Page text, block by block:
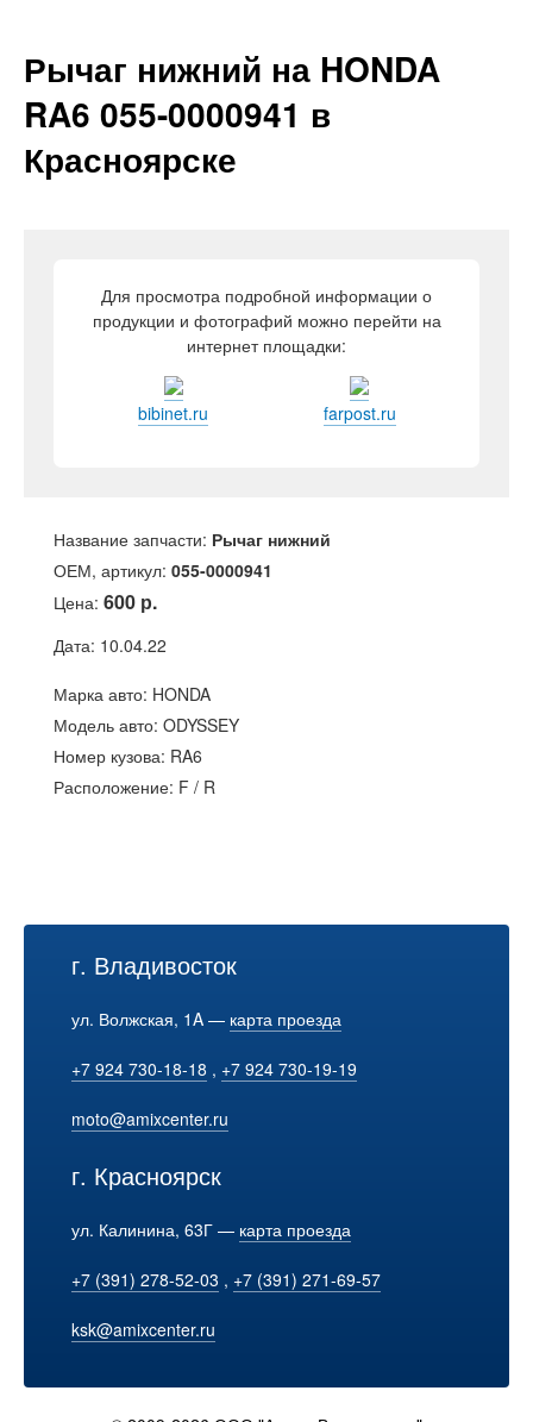
Рычаг нижний на HONDA
RA6 055-0000941 в
Красноярске
Для просмотра подробной информации о
продукции и фотографий можно перейти на
интернет площадки:
bibinet.ru farpost.ru
Название запчасти: Рычаг нижний
ОЕМ, артикул: 055-0000941
Цена: 600 р.
Дата: 10.04.22
Марка авто: HONDA
Модель авто: ODYSSEY
Номер кузова: RA6
Расположение: F / R
г. Владивосток
ул. Волжская, 1A — карта проезда
+7 924 730-18-18 , +7 924 730-19-19
moto@amixcenter.ru
г. Красноярск
ул. Калинина, 63Г — карта проезда
+7 (391) 278-52-03 , +7 (391) 271-69-57
ksk@amixcenter.ru